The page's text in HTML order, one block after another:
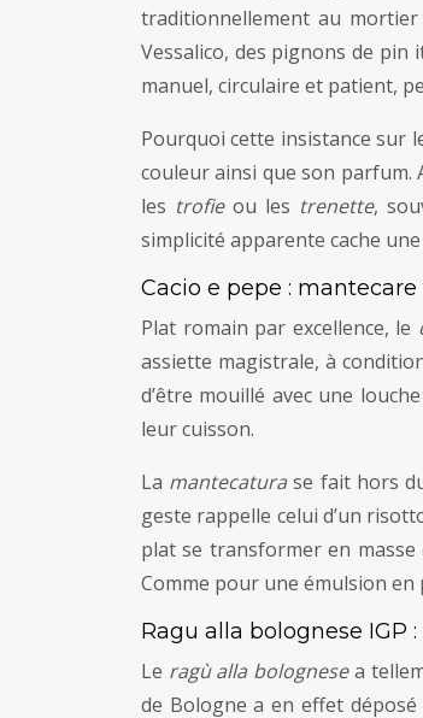
traditionnellement au
Vessalico, des pignons de pin
manuel, circulaire et patient,
Pourquoi cette insistance sur
couleur ainsi que son parfum.
les trofieou les trenette,
simplicité apparente cache
Cacio e pepe :
Plat romain par excellence, le
assiette magistrale, à
d’être mouillé avec une
leur cuisson.
La mantecatura se fait hors
geste rappelle celui d’un
plat se transformer en masse
Comme pour une émulsion en
Ragu alla bolognese
Le ragù alla bolognesea
de Bologne a en effet